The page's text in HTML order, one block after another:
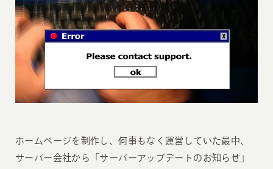
ホームページを制作し、何事もなく運営していた最中、
サーバー会社から「サーバーアップデートのお知らせ」